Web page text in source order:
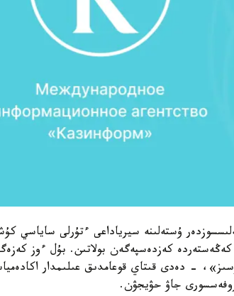
ۇستەلىنە سيرياداعى ءتۇرلى ساياسي
كەزدەسپەگەن بولاتىن. بۇل ءوز
- دەدى قىتاي قوعامدىق عىلىمدار
جاۋ حۋيجۋن.